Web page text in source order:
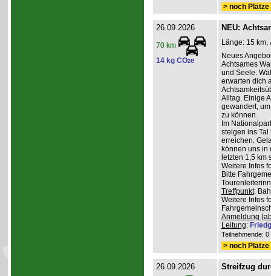
> noch
26.09.2026
70 km
14 kg CO2e
NEU:
Länge: 15 km,
Neues
Achtsames
und Seele.
erwarten dich
Alltag. Einige
gewandert,
zu können.
Im
steigen ins
erreichen.
können uns in
letzten 1,5 km
Weitere Infos
Bitte
Treffpunkt:
Weitere Infos
Anmeldung
Leitung:
Teilnehmende:
> noch
26.09.2026 Streifzug